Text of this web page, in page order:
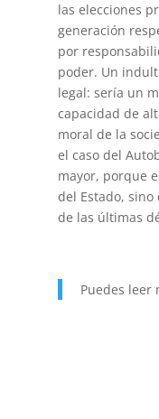
las elecciones
generación
por
poder. Un
legal: sería un
capacidad de
moral de la
el caso del
mayor, porque
del Estado,
de las últimas
Puedes